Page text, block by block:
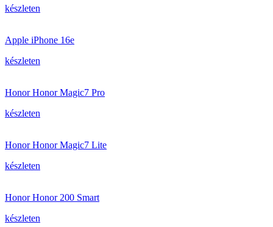
készleten
Apple iPhone 16e
készleten
Honor Honor Magic7 Pro
készleten
Honor Honor Magic7 Lite
készleten
Honor Honor 200 Smart
készleten